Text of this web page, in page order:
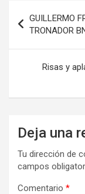
k
n
de
entradas
GUILLERMO
TRONADOR
Risas y
Deja una
Tu dirección de
campos
Comentario *